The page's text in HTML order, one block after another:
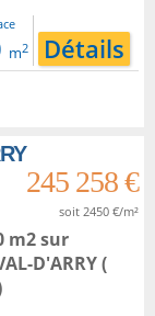
m2 Détails
245 258 €
soit 2450 €/m²
m2sur
D'ARRY (